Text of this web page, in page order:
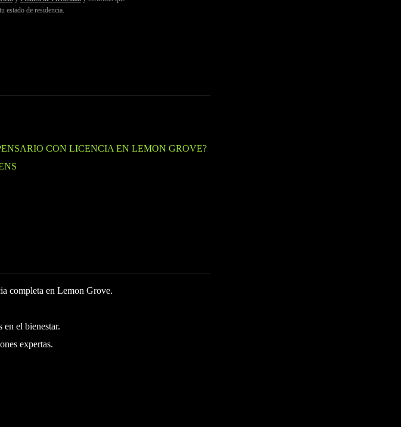
estado de residencia.sugerirán algunos productos del stock curado
CON LICENCIA EN LEMON GROVE?
completa en Lemon Grove.
en el bienestar.
expertas.